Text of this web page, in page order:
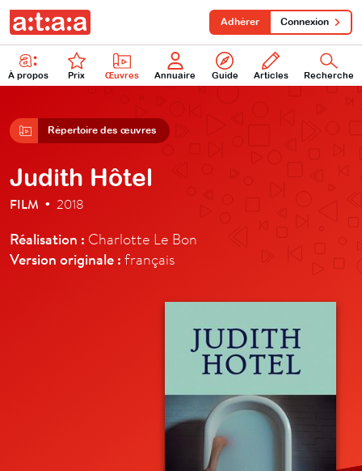
À propos Prix Œuvres Annuaire Guide Articles Recherche
Adhérer Connexion
Répertoire des œuvres
Judith Hôtel
FILM • 2018
Réalisation : Charlotte Le Bon
Version originale : français